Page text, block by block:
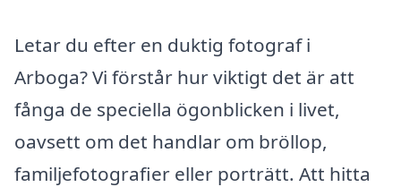
Letar du efter en duktig fotograf i
Arboga? Vi förstår hur viktigt det är att
fånga de speciella ögonblicken i livet,
oavsett om det handlar om bröllop,
familjefotografier eller porträtt. Att hitta